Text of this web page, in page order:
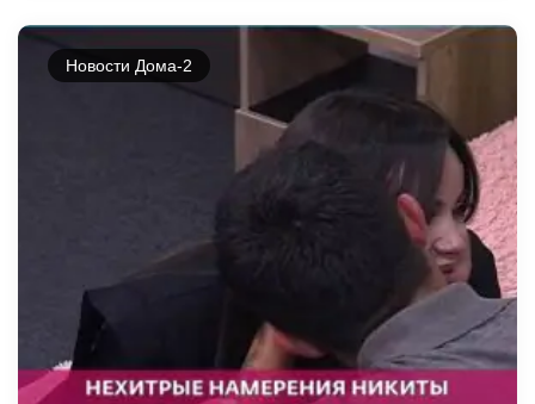
Новости Дома-2